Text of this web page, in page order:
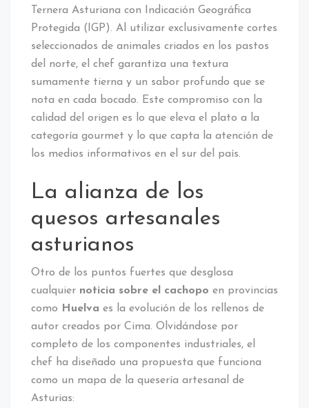
Ternera Asturiana con Indicación Geográfica
Protegida (IGP). Al utilizar exclusivamente cortes
seleccionados de animales criados en los pastos
del norte, el chef garantiza una textura
sumamente tierna y un sabor profundo que se
nota en cada bocado. Este compromiso con la
calidad del origen es lo que eleva el plato a la
categoría gourmet y lo que capta la atención de
los medios informativos en el sur del país.
La alianza de los
quesos artesanales
asturianos
Otro de los puntos fuertes que desglosa
cualquier noticia sobre el cachopo en provincias
como
Huelva es la evolución de los rellenos de
autor creados por Cima. Olvidándose por
completo de los componentes industriales, el
chef ha diseñado una propuesta que funciona
como un mapa de la quesería artesanal de
Asturias: